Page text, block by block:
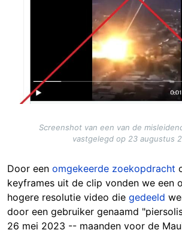
Screenshot van een van de
vastgelegd op 23 augustus
Door een omgekeerde zoekopdracht
keyframes uit de clip vonden we een
hogere resolutie video die gedeeld
door een gebruiker genaamd
26 mei 2023 -- maanden voor de